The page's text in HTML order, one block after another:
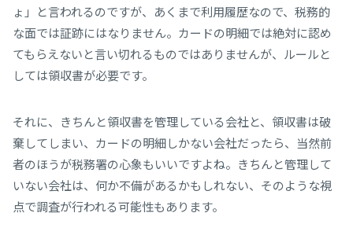
ょ」と言われるのですが、あくまで利用履歴なので、税務的
な面では証跡にはなりません。カードの明細では絶対に認め
てもらえないと言い切れるものではありませんが、ルールと
しては領収書が必要です。
それに、きちんと領収書を管理している会社と、領収書は破
棄してしまい、カードの明細しかない会社だったら、当然前
者のほうが税務署の心象もいいですよね。きちんと管理して
いない会社は、何か不備があるかもしれない、そのような視
点で調査が行われる可能性もあります。